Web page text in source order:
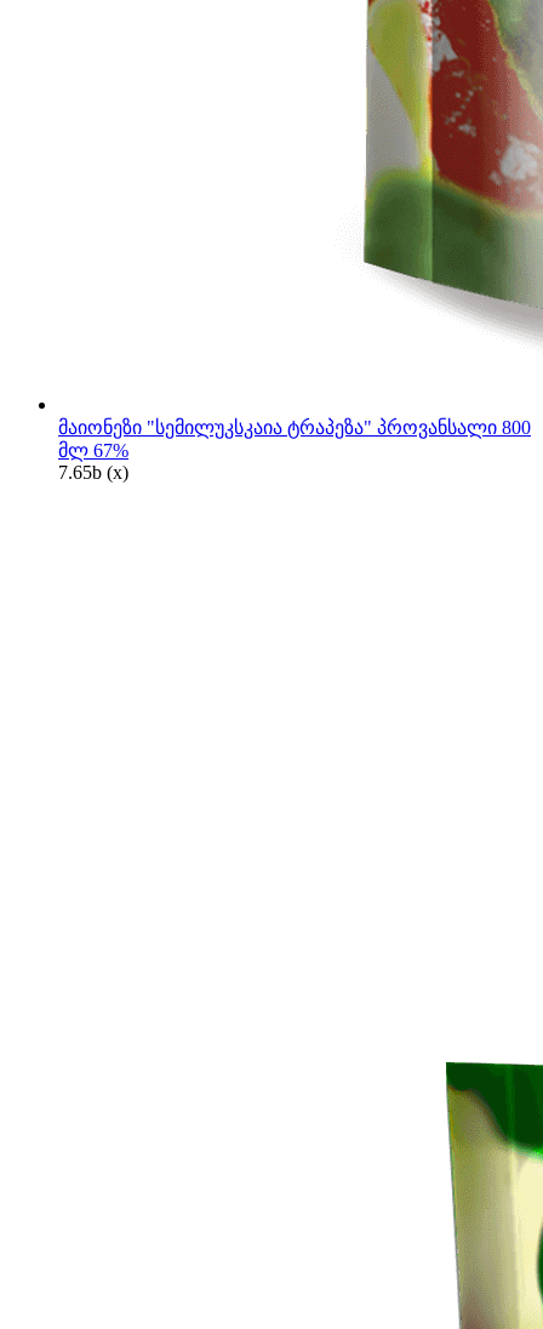
მაიონეზი "სემილუკსკაია ტრაპეზა" პროვანსალი 800
მლ 67%
7.65b (x)